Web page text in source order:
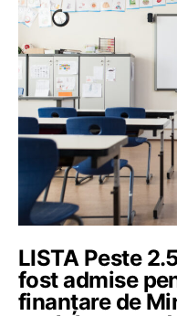
LISTA Peste
fost admise
finanțare de